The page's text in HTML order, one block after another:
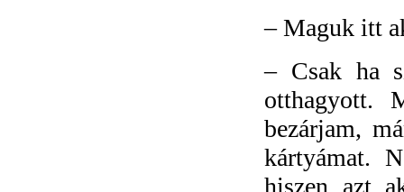
–Maguk itt
– Csak ha
otthagyott.
bezárjam,
kártyámat.